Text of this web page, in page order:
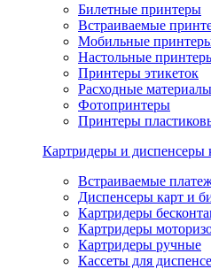
Билетные принтеры
Встраиваемые
Мобильные
Настольные
Принтеры этикеток
Расходные материалы
Фотопринтеры
Принтеры
Картридеры и диспенсеры
Встраиваемые
Диспенсеры карт и
Картридеры
Картридеры
Картридеры ручные
Кассеты для